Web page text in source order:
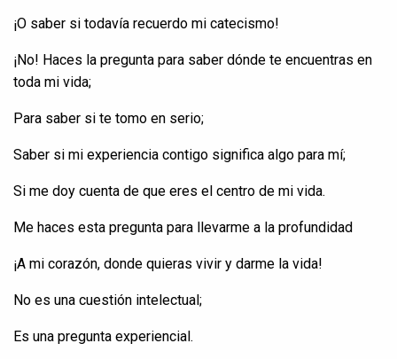
¡O saber si todavía recuerdo mi catecismo!
¡No! Haces la pregunta para saber dónde te encuentras en
toda mi vida;
Para saber si te tomo en serio;
Saber si mi experiencia contigo significa algo para mí;
Si me doy cuenta de que eres el centro de mi vida.
Me haces esta pregunta para llevarme a la profundidad
¡A mi corazón, donde quieras vivir y darme la vida!
No es una cuestión intelectual ;
Es una pregunta experiencial .